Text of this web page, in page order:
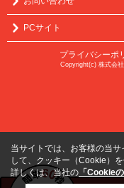
PCサイト
プライバシーポ
Copyright(c) 株式会
当サイトでは、お客様の当
して、クッキー（Cookie）を
詳しくは、当社の 「Cookie